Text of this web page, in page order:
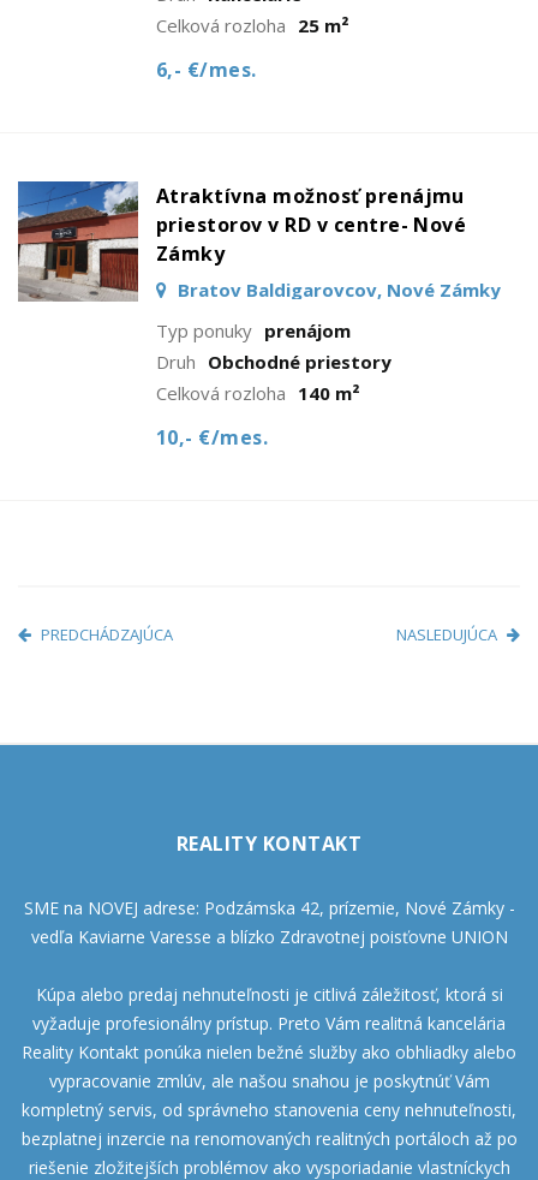
Celková rozloha 25 m²
6,- €/mes.
Atraktívna možnosť prenájmu
priestorov v RD v centre- Nové
Zámky
Bratov Baldigarovcov, Nové Zámky
Typ ponuky prenájom
Druh Obchodné priestory
Celková rozloha 140 m²
10,- €/mes.
PREDCHÁDZAJÚCA NASLEDUJÚCA
REALITY KONTAKT
SME na NOVEJ adrese: Podzámska 42, prízemie, Nové Zámky -
vedľa Kaviarne Varesse a blízko Zdravotnej poisťovne UNION
Kúpa alebo predaj nehnuteľnosti je citlivá záležitosť, ktorá si
vyžaduje profesionálny prístup. Preto Vám realitná kancelária
Reality Kontakt ponúka nielen bežné služby ako obhliadky alebo
vypracovanie zmlúv, ale našou snahou je poskytnúť Vám
kompletný servis, od správneho stanovenia ceny nehnuteľnosti,
bezplatnej inzercie na renomovaných realitných portáloch až po
riešenie zložitejších problémov ako vysporiadanie vlastníckych